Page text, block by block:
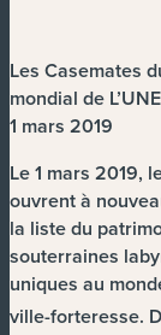
Les Casemates
mondial de
1 mars 2019
Le 1 mars 2019,
ouvrent à
la liste du
souterraines
uniques au
ville-forteresse.